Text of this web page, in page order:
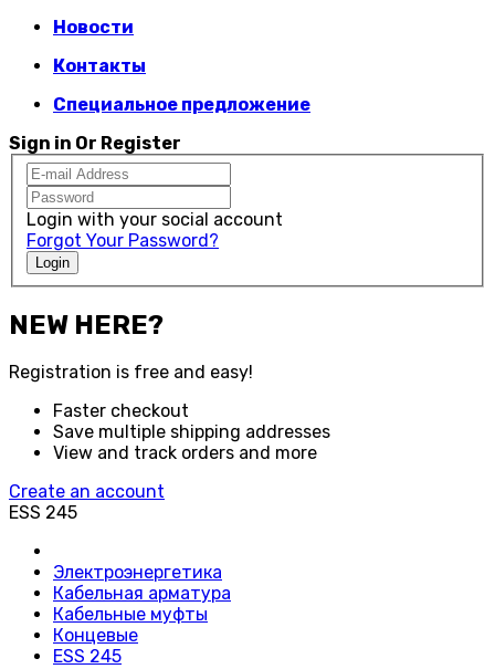
Новости
Контакты
Специальное предложение
Sign in Or Register
Login with your social account
Forgot Your Password?
Login
NEW HERE?
Registration is free and easy!
Faster checkout
Save multiple shipping addresses
View and track orders and more
Create an account
ESS 245
Электроэнергетика
Кабельная арматура
Кабельные муфты
Концевые
ESS 245